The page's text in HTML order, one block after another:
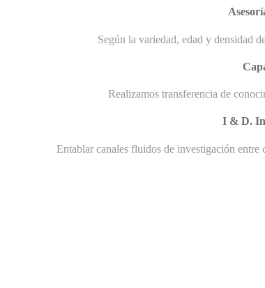
Según la variedad, edad y densidad
Realizamos transferencia de
I & D.
Entablar canales fluidos de investigación entre